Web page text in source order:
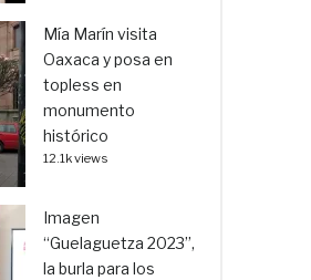
Mía Marín visita
Oaxaca y posa en
topless en
monumento
histórico
12.1k views
Imagen
“Guelaguetza 2023”,
la burla para los